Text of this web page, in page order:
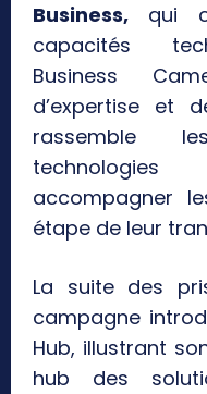
Business, qui
capacités
Business
d’expertise et
rassemble
accompagner
étape de leur
La suite des
campagne
Hub, illustrant
hub des